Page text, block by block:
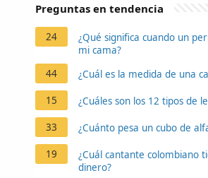
Preguntas en tendencia
24
¿Qué significa cuando un
mi cama?
44
¿Cuál es la medida de una
15 ¿Cuáles son los 12 tipos de
33 ¿Cuánto pesa un cubo de
19
¿Cuál cantante colombiano
dinero?